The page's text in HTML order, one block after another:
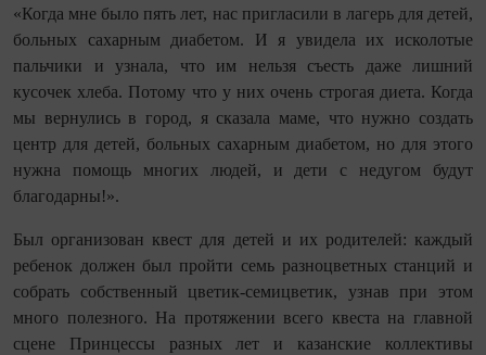
«Когда мне было пять лет, нас пригласили в лагерь для детей,
больных сахарным диабетом. И я увидела их исколотые
пальчики и узнала, что им нельзя съесть даже лишний
кусочек хлеба. Потому что у них очень строгая диета. Когда
мы вернулись в город, я сказала маме, что нужно создать
центр для детей, больных сахарным диабетом, но для этого
нужна помощь многих людей, и дети с недугом будут
благодарны!».
Был организован квест для детей и их родителей: каждый
ребенок должен был пройти семь разноцветных станций и
собрать собственный цветик-семицветик, узнав при этом
много полезного. На протяжении всего квеста на главной
сцене Принцессы разных лет и казанские коллективы